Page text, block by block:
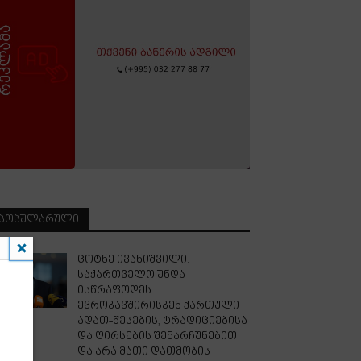
ᲞᲝᲞᲣᲚᲐᲠᲣᲚᲘ
ცოტნე ივანიშვილი:
საქართველო უნდა
ისწრაფოდეს
ევროკავშირისკენ ქართული
ადათ-წესების, ტრადიციებისა
და ღირსების შენარჩუნებით
და არა მათი დათმობის